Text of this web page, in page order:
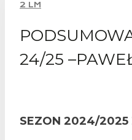
2 LM
24/25
SEZON 2024/2025